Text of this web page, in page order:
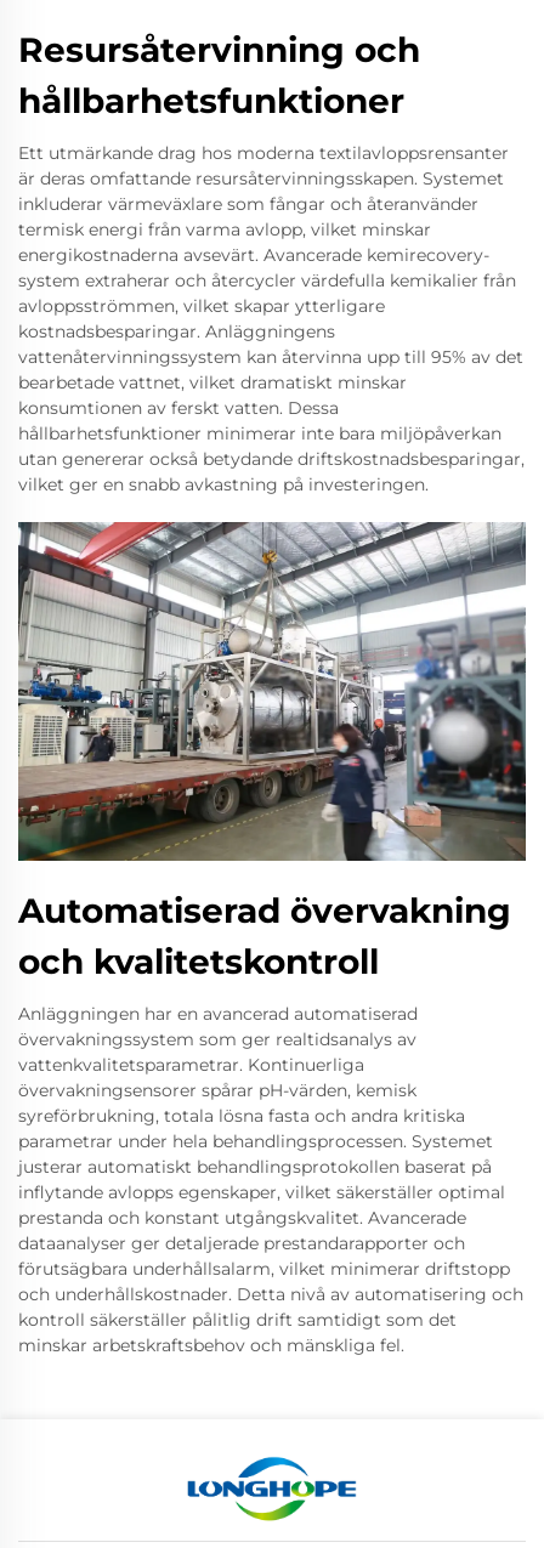
Resursåtervinning och
hållbarhetsfunktioner
Ett utmärkande drag hos moderna textilavloppsrensanter
är deras omfattande resursåtervinningsskapen. Systemet
inkluderar värmeväxlare som fångar och återanvänder
termisk energi från varma avlopp, vilket minskar
energikostnaderna avsevärt. Avancerade kemirecovery-
system extraherar och återcycler värdefulla kemikalier från
avloppsströmmen, vilket skapar ytterligare
kostnadsbesparingar. Anläggningens
vattenåtervinningssystem kan återvinna upp till 95% av det
bearbetade vattnet, vilket dramatiskt minskar
konsumtionen av ferskt vatten. Dessa
hållbarhetsfunktioner minimerar inte bara miljöpåverkan
utan genererar också betydande driftskostnadsbesparingar,
vilket ger en snabb avkastning på investeringen.
Automatiserad övervakning
och kvalitetskontroll
Anläggningen har en avancerad automatiserad
övervakningssystem som ger realtidsanalys av
vattenkvalitetsparametrar. Kontinuerliga
övervakningsensorer spårar pH-värden, kemisk
syreförbrukning, totala lösna fasta och andra kritiska
parametrar under hela behandlingsprocessen. Systemet
justerar automatiskt behandlingsprotokollen baserat på
inflytande avlopps egenskaper, vilket säkerställer optimal
prestanda och konstant utgångskvalitet. Avancerade
dataanalyser ger detaljerade prestandarapporter och
förutsägbara underhållsalarm, vilket minimerar driftstopp
och underhållskostnader. Detta nivå av automatisering och
kontroll säkerställer pålitlig drift samtidigt som det
minskar arbetskraftsbehov och mänskliga fel.